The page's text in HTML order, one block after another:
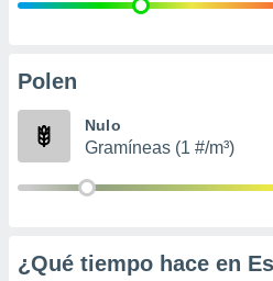
publicidad
de
Polen
Nulo
Gramíneas (1 #/m³)
¿Qué tiempo hace en